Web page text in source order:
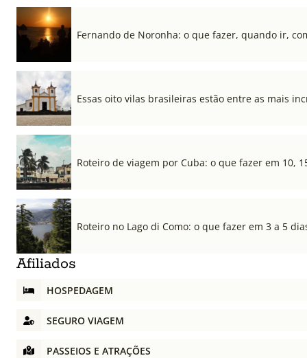
Fernando de Noronha: o que fazer, quando ir,
Essas oito vilas brasileiras estão entre as mais
Roteiro de viagem por Cuba: o que fazer em 10,
Roteiro no Lago di Como: o que fazer em 3 a 5
Afiliados
HOSPEDAGEM
SEGURO VIAGEM
PASSEIOS E ATRAÇÕES